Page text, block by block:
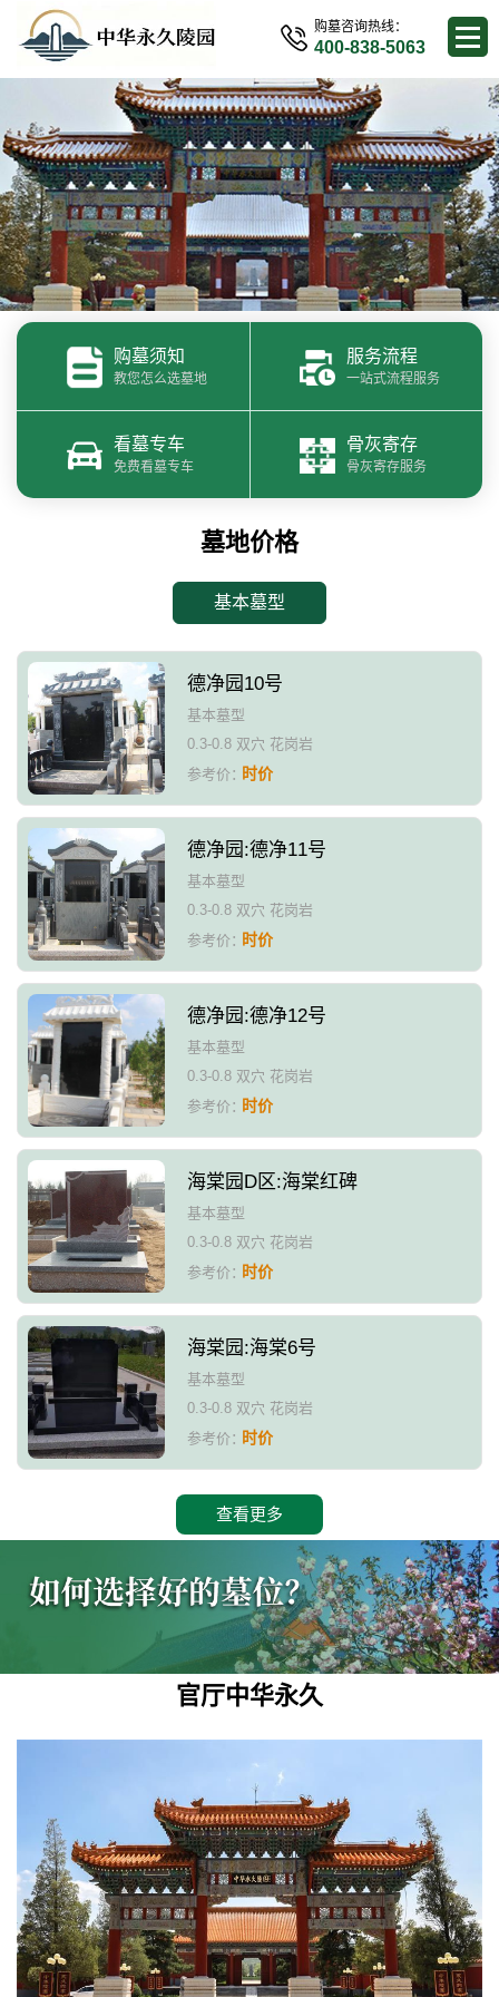
购墓咨询热线：
400-838-5063
购墓须知
教您怎么选墓地
服务流程
一站式流程服务
看墓专车
免费看墓专车
骨灰寄存
骨灰寄存服务
墓地价格
基本墓型
德净园10号
基本墓型
0.3-0.8 双穴 花岗岩
参考价：时价
德净园:德净11号
基本墓型
0.3-0.8 双穴 花岗岩
参考价：时价
德净园:德净12号
基本墓型
0.3-0.8 双穴 花岗岩
参考价：时价
海棠园D区:海棠红碑
基本墓型
0.3-0.8 双穴 花岗岩
参考价：时价
海棠园:海棠6号
基本墓型
0.3-0.8 双穴 花岗岩
参考价：时价
查看更多
官厅中华永久